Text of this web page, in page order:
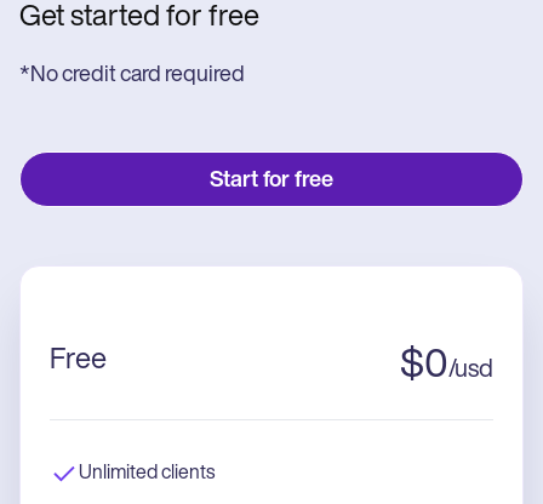
Get started for free
*No credit card required
Start for free
Free $0/usd
Unlimited clients